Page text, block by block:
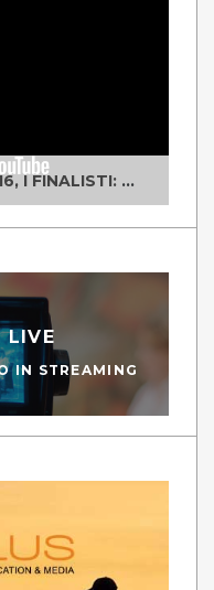
UNO TWO DREI 2015/2016, I FINALISTI: CLASSE IV ALS ISTITUTO "DEGASPERI" BORGO VALSUGANA
LIVE
IN STREAMING